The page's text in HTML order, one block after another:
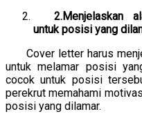
2.Menjelaskan
untuk posisi yang
Cover letter harus
untuk melamar posisi
cocok untuk posisi
perekrut memahami
posisi yang dilamar.